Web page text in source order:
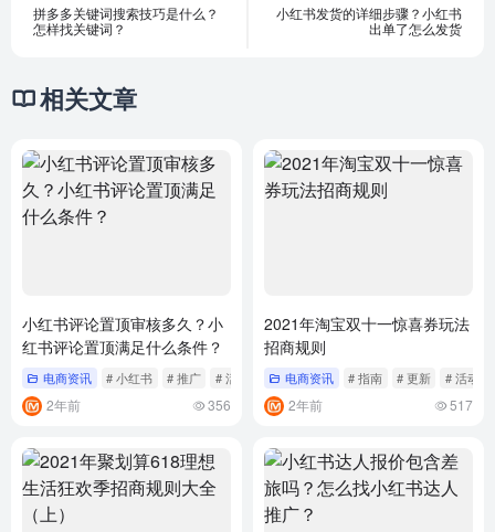
拼多多关键词搜索技巧是什么？
怎样找关键词？
小红书发货的详细步骤？小红书
出单了怎么发货
相关文章
小红书评论置顶审核多久？小
红书评论置顶满足什么条件？
电商资讯 # 小红书 # 推广 # 活动
2年前 356
2021年淘宝双十一惊喜券玩法
招商规则
电商资讯 # 指南 # 更新 # 活动
2年前 517